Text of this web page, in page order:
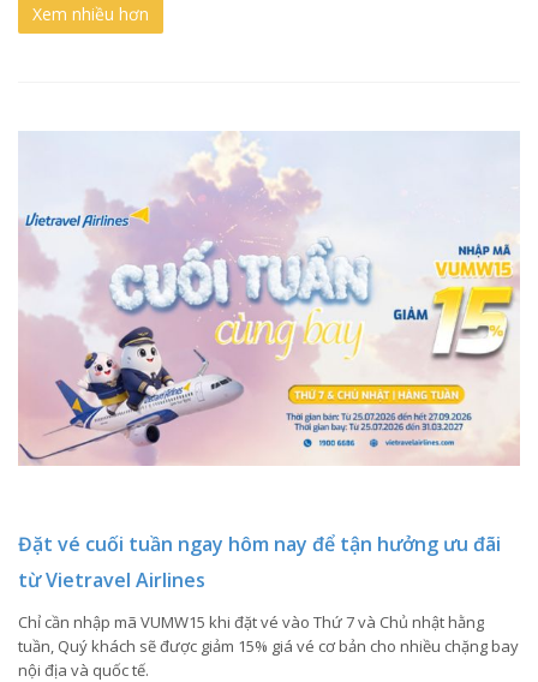
Xem nhiều hơn
Đặt vé cuối tuần ngay hôm nay để tận hưởng ưu đãi
từ Vietravel Airlines
Chỉ cần nhập mã VUMW15 khi đặt vé vào Thứ 7 và Chủ nhật hằng
tuần, Quý khách sẽ được giảm 15% giá vé cơ bản cho nhiều chặng bay
nội địa và quốc tế.